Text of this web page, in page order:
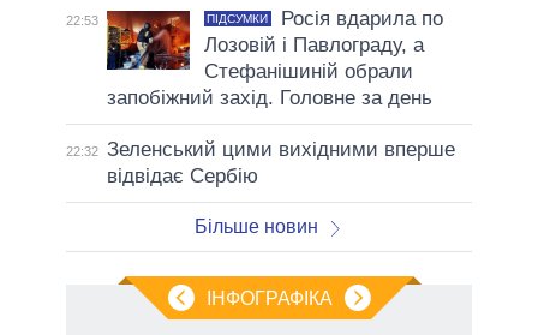
22:53 ПІДСУМКИ
Росія вдарила по
Лозовій і Павлограду, а
Стефанішиній обрали
запобіжний захід. Головне за день
22:32 Зеленський цими вихідними вперше
відвідає Сербію
Більше новин
ІНФОГРАФІКА